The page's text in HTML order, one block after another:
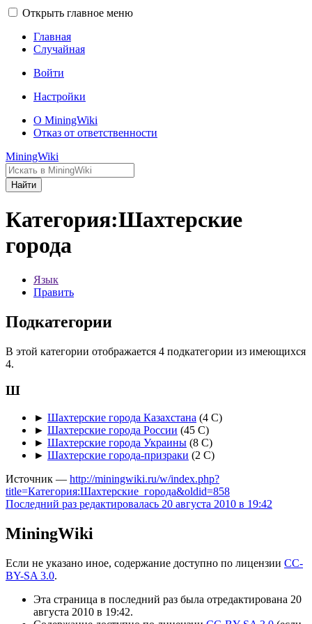
Открыть главное меню
Главная
Случайная
Войти
Настройки
О MiningWiki
Отказ от ответственности
MiningWiki
Найти
Категория:Шахтерские
города
Язык
Править
Подкатегории
В этой категории отображается 4 подкатегории из имеющихся
4.
Ш
► Шахтерские города Казахстана (4 С)
► Шахтерские города России (45 С)
► Шахтерские города Украины (8 С)
► Шахтерские города-призраки (2 С)
Источник — http://miningwiki.ru/w/index.php?
title=Категория:Шахтерские_города&oldid=858
Последний раз редактировалась 20 августа 2010 в 19:42
MiningWiki
Если не указано иное, содержание доступно по лицензии CC-
BY-SA 3.0.
Эта страница в последний раз была отредактирована 20
августа 2010 в 19:42.